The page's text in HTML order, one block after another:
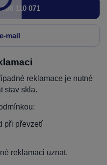
110 071
mail
reklamace je nutné
stav skla.
při převzetí
reklamaci uznat.